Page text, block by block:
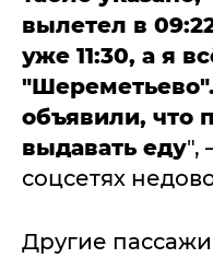
вылетел в
уже 11:30, а я
объявили, что
выдавать еду",
соцсетях
Другие